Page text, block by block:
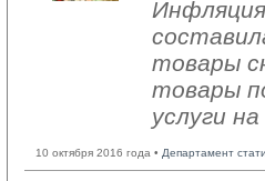
товары
товары
услуги
10 октября 2016 года • Департамент